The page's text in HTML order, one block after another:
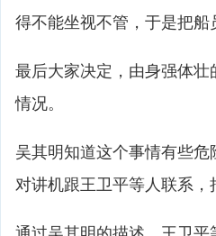
得不能坐视不管，于是把
最后大家决定，由身强体
情况。
吴其明知道这个事情有些
对讲机跟王卫平等人联系